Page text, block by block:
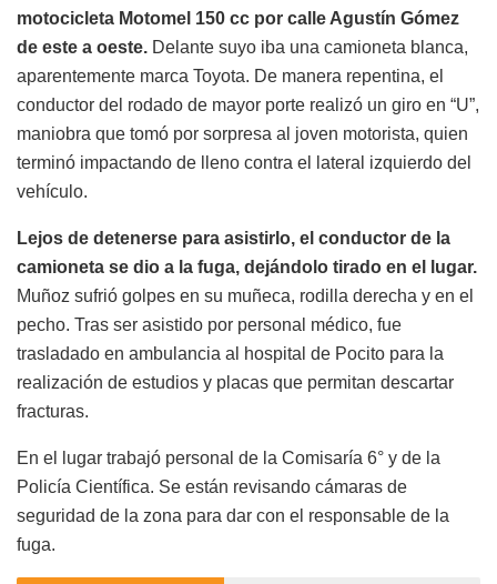
motocicleta Motomel 150 cc por calle Agustín Gómez
de este a oeste. Delante suyo iba una camioneta blanca,
aparentemente marca Toyota. De manera repentina, el
conductor del rodado de mayor porte realizó un giro en “U”,
maniobra que tomó por sorpresa al joven motorista, quien
terminó impactando de lleno contra el lateral izquierdo del
vehículo.
Lejos de detenerse para asistirlo, el conductor de la
camioneta se dio a la fuga, dejándolo tirado en el lugar.
Muñoz sufrió golpes en su muñeca, rodilla derecha y en el
pecho. Tras ser asistido por personal médico, fue
trasladado en ambulancia al hospital de Pocito para la
realización de estudios y placas que permitan descartar
fracturas.
En el lugar trabajó personal de la Comisaría 6° y de la
Policía Científica. Se están revisando cámaras de
seguridad de la zona para dar con el responsable de la
fuga.